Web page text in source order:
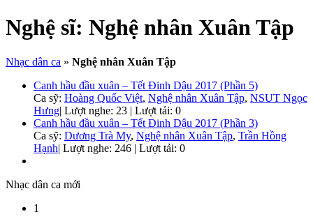
Nghệ sĩ: Nghệ nhân Xuân Tập
Nhạc dân ca » Nghệ nhân Xuân Tập
Canh hầu đầu xuân – Tết Đinh Dậu 2017 (Phần 5)
Ca sỹ: Hoàng Quốc Việt, Nghệ nhân Xuân Tập, NSUT Ngọc
Hưng| Lượt nghe: 23 | Lượt tải: 0
Canh hầu đầu xuân – Tết Đinh Dậu 2017 (Phần 3)
Ca sỹ: Dương Trà My, Nghệ nhân Xuân Tập, Trần Hồng
Hạnh| Lượt nghe: 246 | Lượt tải: 0
Nhạc dân ca mới
1